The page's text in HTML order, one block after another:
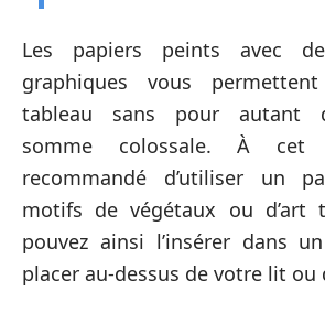
Les papiers peints avec
graphiques vous
tableau sans pour autant
somme colossale. À
recommandé d’utiliser un
motifs de végétaux ou d’art
pouvez ainsi l’insérer dans
placer au-dessus de votre lit ou